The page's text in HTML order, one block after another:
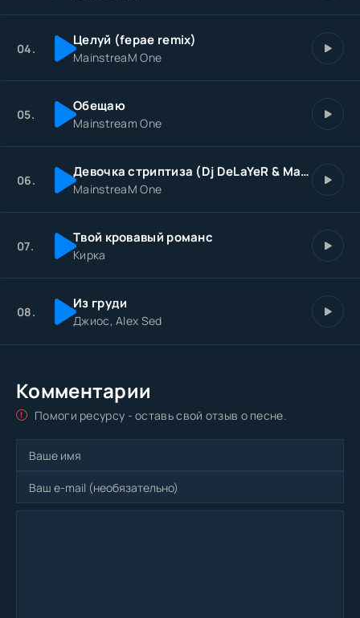
04. Целуй (fepae remix)
MainstreaM One
05. Обещаю
Mainstream One
06. Девочка стриптиза (Dj DeLaYeR & Maxi FormOFF Remix) (Radio Edit)
MainstreaM One
07. Твой кровавый романс
Кирка
08. Из груди
Джиос, Alex Sed
Комментарии
Помоги ресурсу - оставь свой отзыв о песне.